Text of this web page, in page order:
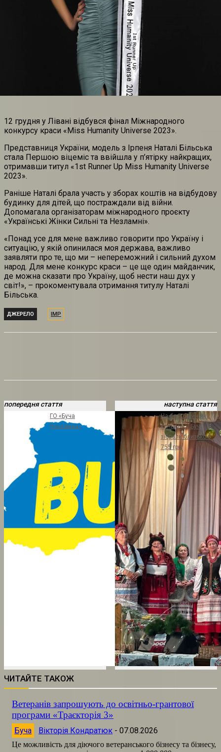
12 грудня у Лівані відбувся фінал Міжнародного
конкурсу краси «Miss Humanity Universe 2023».
Представниця України, модель з Ірпеня Наталі Більська
стала Першою віцеміс та ввійшла у п’ятірку найкращих,
отримавши титул «1st Runner Up Miss Humanity Universe
2023».
Раніше Наталі брала участь у зборах коштів на відбудову
будинку для дітей, що постраждали від війни.
Допомагала організаторам міжнародного проєкту
«Українські Жінки Сильні та Незламні».
«Понад усе для мене важливо говорити про Україну і
ситуацію, у якій опинилася моя держава, важливо
заявляти про те, що ми – непереможний і сильний духом
народ. Для мене конкурс краси – це ще один майданчик,
де можна сказати про Україну, щоб нести наш дух у
світ!», – прокоментувала отримання титулу Наталі
Більська.
ДЖЕРЕЛО ІМР
попередня стаття
ГО «Буча
Незламна»
наступна стаття
На благодійному
концерті у Бучі
зібрали близько 8
755 грн
ЧИТАЙТЕ ТАКОЖ
Ветеранів запрошують до освітньо-грантової
програми «Траєкторія 3»
Буча Вікторія Кондратюк - 07.08.2026
Це можливість для діючого ветеранського бізнесу та бізнесу,